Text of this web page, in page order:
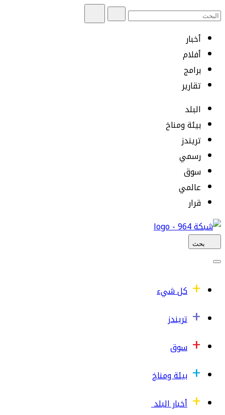
أخبار
أفلام
برامج
تقارير
البلد
بيئة ومناخ
تريندز
رسمي
سوق
عالمي
قرار
بحث
كل شيء
تريندز
سوق
بيئة ومناخ
أخبار البلد